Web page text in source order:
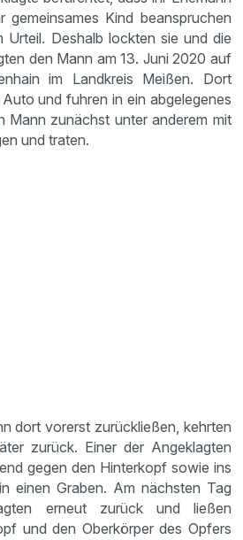
Kind beanspruchen
Urteil. Deshalb lockten sie und die
den Mann am 13. Juni 2020 auf
im Landkreis Meißen. Dort
und fuhren in ein abgelegenes
Mann zunächst unter anderem mit
und traten.
dort vorerst zurückließen, kehrten
zurück. Einer der Angeklagten
gegen den Hinterkopf sowie ins
einen Graben. Am nächsten Tag
erneut zurück und ließen
und den Oberkörper des Opfers